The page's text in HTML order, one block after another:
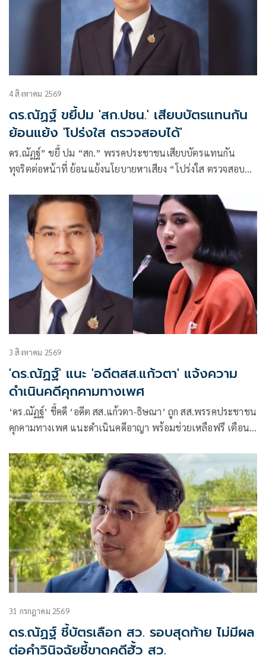
4 สิงหาคม 2569
ดร.ณัฏฐ์ ขยี้ปม 'สก.ปชน.' เสียบบัตรแทนกัน
ย้อนแย้ง 'โปร่งใส ตรวจสอบได้'
ดร.ณัฏฐ์” ขยี้ ปม “สก.” พรรคประชาชนเสียบบัตรแทนกัน
ทุจริตต่อหน้าที่ ย้อนแย้งนโยบายหาเสียง “โปร่งใส ตรวจสอบ
3 สิงหาคม 2569
'ดร.ณัฏฐ์' แนะ 'อดีตสส.แก้วตา' แจ้งความ
ดำเนินคดีคุกคามทางเพศ
‘ดร.ณัฏฐ์’ ชี้คดี ‘อดีต สส.แก้วตา-ธิษณา’ ถูก สส.พรรคประชาชน
คุกคามทางเพศ แนะดำเนินคดีอาญา พร้อมช่วยเหลือฟรี เตือน
31 กรกฎาคม 2569
ดร.ณัฏฐ์ ชี้บัตรเลือก สว. รอบสุดท้าย ไม่มีผล
ต่อคำวินิจฉัยชี้ขาดคดีฮั้ว สว.